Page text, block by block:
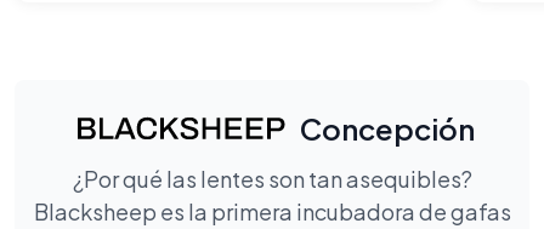
Concepción
¿Por qué las lentes son tan asequibles?
Blacksheep es la primera incubadora de gafas